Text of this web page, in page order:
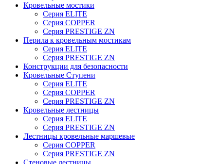
Кровельные мостики
Серия ELITE
Серия COPPER
Серия PRESTIGE ZN
Перила к кровельным мостикам
Серия ELITE
Серия PRESTIGE ZN
Конструкции для безопасности
Кровельные Ступени
Серия ELITE
Серия COPPER
Серия PRESTIGE ZN
Кровельные лестницы
Серия ELITE
Серия PRESTIGE ZN
Лестницы кровельные маршевые
Серия COPPER
Серия PRESTIGE ZN